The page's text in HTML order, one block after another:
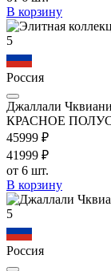
В корзину
5
Россия
Джаллали Чквиани
КРАСНОЕ
45999 ₽
41999 ₽
от 6 шт.
В корзину
5
Россия